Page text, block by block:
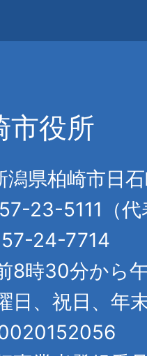
市役所
県柏崎市日
23-5111（代
24-7714
8時30分から
日、祝日、年